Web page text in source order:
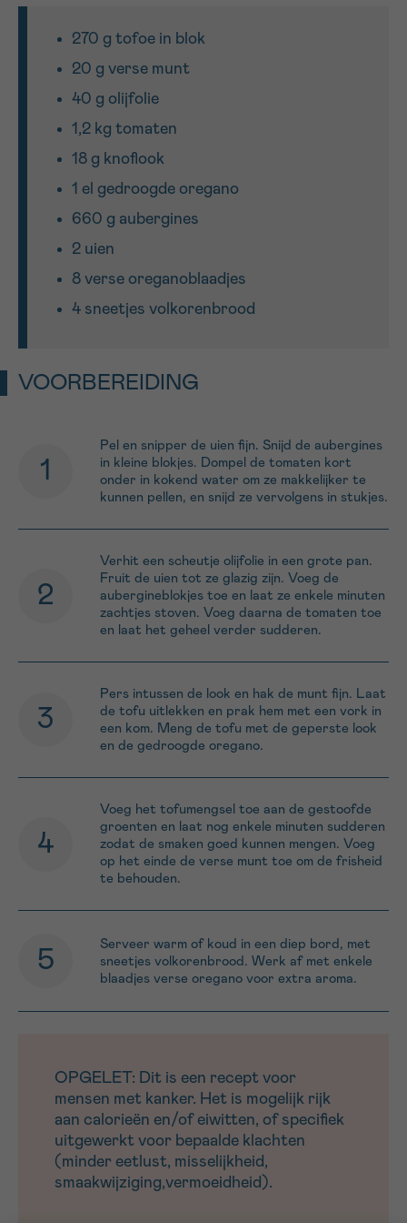
270 g tofoe in blok
20 g verse munt
40 g olijfolie
1,2 kg tomaten
18 g knoflook
1 el gedroogde oregano
660 g aubergines
2 uien
8 verse oreganoblaadjes
4 sneetjes volkorenbrood
VOORBEREIDING
Pel en snipper de uien fijn. Snijd de aubergines
in kleine blokjes. Dompel de tomaten kort
onder in kokend water om ze makkelijker te
kunnen pellen, en snijd ze vervolgens in stukjes.
Verhit een scheutje olijfolie in een grote pan.
Fruit de uien tot ze glazig zijn. Voeg de
aubergineblokjes toe en laat ze enkele minuten
zachtjes stoven. Voeg daarna de tomaten toe
en laat het geheel verder sudderen.
Pers intussen de look en hak de munt fijn. Laat
de tofu uitlekken en prak hem met een vork in
een kom. Meng de tofu met de geperste look
en de gedroogde oregano.
Voeg het tofumengsel toe aan de gestoofde
groenten en laat nog enkele minuten sudderen
zodat de smaken goed kunnen mengen. Voeg
op het einde de verse munt toe om de frisheid
te behouden.
Serveer warm of koud in een diep bord, met
sneetjes volkorenbrood. Werk af met enkele
blaadjes verse oregano voor extra aroma.
OPGELET: Dit is een recept voor
mensen met kanker. Het is mogelijk rijk
aan calorieën en/of eiwitten, of specifiek
uitgewerkt voor bepaalde klachten
(minder eetlust, misselijkheid,
smaakwijziging,vermoeidheid).